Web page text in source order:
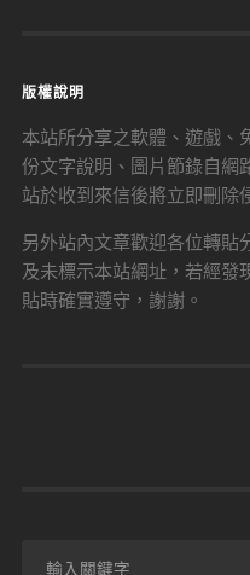
版權說明
本站所分享之軟體、遊戲、
份文字說明、圖片節錄自網
站於收到來信後將立即刪除
另外站內文章歡迎各位轉貼
及未標示本站網址，若經發
貼時確實遵守，謝謝。